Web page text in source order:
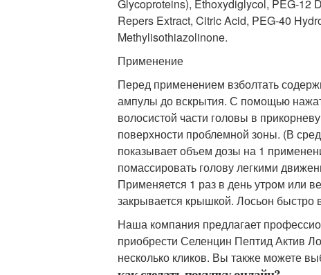
Glycoproteins), Ethoxydiglycol, PEG-12
Repers Extract, Citric Acid, PEG-40
Methylisothiazolinone.
Применение
Перед применением взболтать
ампулы до вскрытия. С помощью
волосистой части головы в
поверхности проблемной зоны. (В
показывает объем дозы на 1
помассировать голову легкими
Применяется 1 раз в день утром или
закрывается крышкой. Лосьон быстро
Наша компания предлагает
приобрести Селенцин Пептид Актив
несколько кликов. Вы также можете